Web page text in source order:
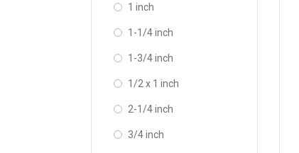
1 inch
1-1/4 inch
1-3/4 inch
1/2 x 1 inch
2-1/4 inch
3/4 inch